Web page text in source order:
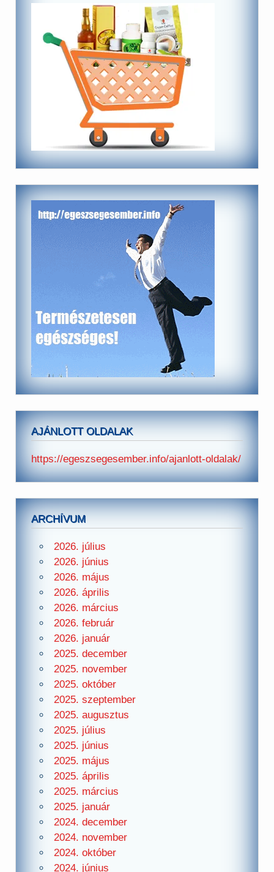
AJÁNLOTT OLDALAK
https://egeszsegesember.info/ajanlott-oldalak/
ARCHÍVUM
2026. július
2026. június
2026. május
2026. április
2026. március
2026. február
2026. január
2025. december
2025. november
2025. október
2025. szeptember
2025. augusztus
2025. július
2025. június
2025. május
2025. április
2025. március
2025. január
2024. december
2024. november
2024. október
2024. június